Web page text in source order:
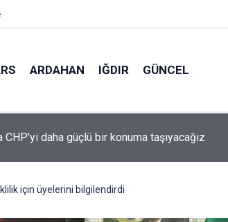
ARDAHAN IĞDIR GÜNCEL
Parti’nin kurucu il başkanlığı görevine getirildi
için üyelerini bilgilendirdi